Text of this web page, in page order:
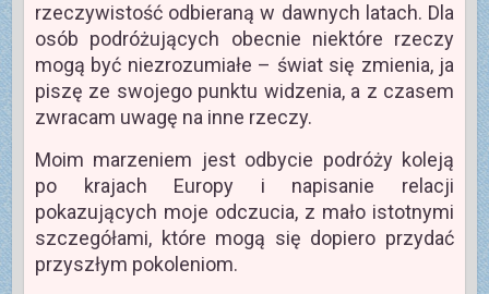
rzeczywistość odbieraną w dawnych latach. Dla
osób podróżujących obecnie niektóre rzeczy
mogą być niezrozumiałe – świat się zmienia, ja
piszę ze swojego punktu widzenia, a z czasem
zwracam uwagę na inne rzeczy.
Moim marzeniem jest odbycie podróży koleją
po krajach Europy i napisanie relacji
pokazujących moje odczucia, z mało istotnymi
szczegółami, które mogą się dopiero przydać
przyszłym pokoleniom.